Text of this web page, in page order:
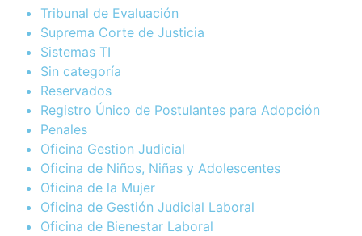
Tribunal de Evaluación
Suprema Corte de Justicia
Sistemas TI
Sin categoría
Reservados
Registro Único de Postulantes para Adopción
Penales
Oficina Gestion Judicial
Oficina de Niños, Niñas y Adolescentes
Oficina de la Mujer
Oficina de Gestión Judicial Laboral
Oficina de Bienestar Laboral